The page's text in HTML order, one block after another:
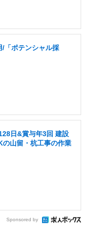
「ポテンシャル採
日&賞与年3回 建設
山留・杭工事の作業
Sponsored by